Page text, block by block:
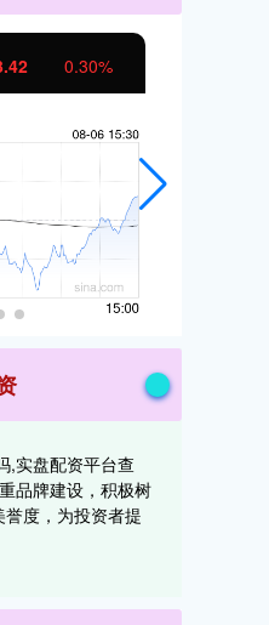
-0.55%
,实盘配资平台查
品牌建设，积极树
度，为投资者提